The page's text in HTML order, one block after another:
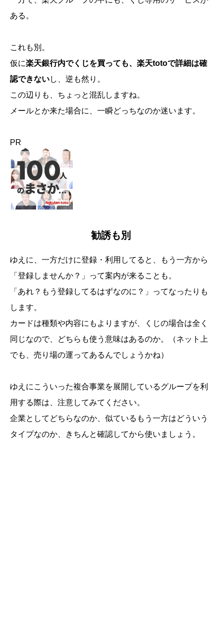
ある。
これも別。
仮に楽天銀行内でくじを買っても、楽天totoで詳細は確
認できないし、逆も然り。
この辺りも、ちょっと混乱しますね。
メールとか来た場合に、一瞬どっちなのか迷います。
PR
勧誘も別
ゆえに、一方だけに登録・利用してると、もう一方から
「登録しませんか？」って案内が来ることも。
「あれ？もう登録してるはずなのに？」ってなったりも
します。
カードは種類や内容にもよりますが、くじの場合は全く
同じなので、どちらも使う意味はあるのか。（ネット上
でも、売り場の運ってあるんでしょうかね）
ゆえにこういった複合事業を展開しているグループを利
用する際は、注意してみてください。
企業としてどちらなのか、似ているもう一方はどういう
タイプなのか、きちんと確認してから使いましょう。